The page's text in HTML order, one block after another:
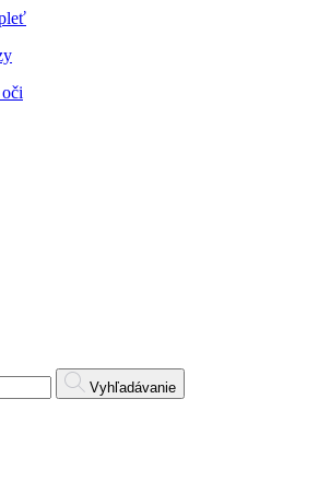
Vyhľadávanie